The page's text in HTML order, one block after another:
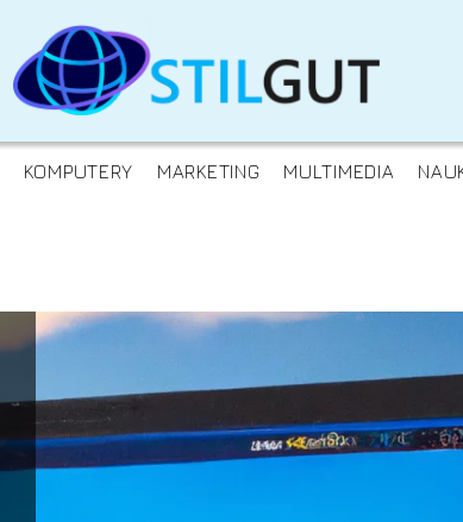
KOMPUTERY MARKETING MULTIMEDIA